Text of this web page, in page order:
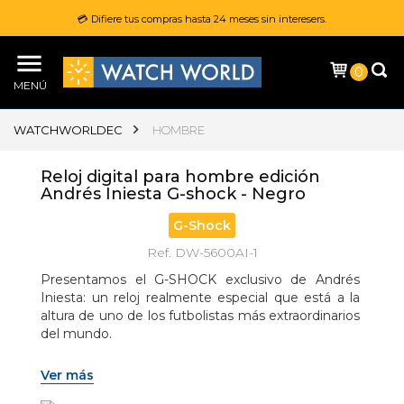
💳 Difiere tus compras hasta 24 meses sin interesers.
MENÚ
0
WATCHWORLDEC HOMBRE
Reloj digital para hombre edición
Andrés Iniesta G-shock - Negro
G-Shock
Ref. DW-5600AI-1
Presentamos el G-SHOCK exclusivo de Andrés
Iniesta: un reloj realmente especial que está a la
altura de uno de los futbolistas más extraordinarios
del mundo.
Casio se enorgullece de colaborar con Andrés
Iniesta, conocido como uno de los mejores
Ver más